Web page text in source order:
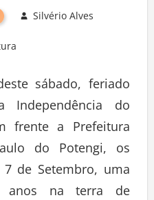
Silvério Alves
sábado, feriado
Independência do
frente a Prefeitura
do Potengi, os
de Setembro, uma
anos na terra de